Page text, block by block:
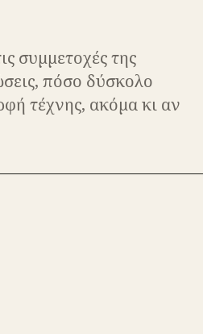
συμμετοχές της
πόσο δύσκολο
τέχνης, ακόμα κι αν